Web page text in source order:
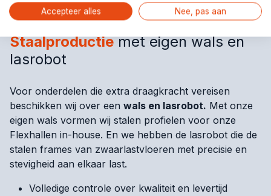
Staalproductiemet eigen wals en
lasrobot
Voor onderdelen die extra draagkracht vereisen
beschikken wij over een wals en lasrobot. Met onze
eigen wals vormen wij stalen profielen voor onze
Flexhallen in-house. En we hebben de lasrobot die de
stalen frames van zwaarlastvloeren met precisie en
stevigheid aan elkaar last.
Volledige controle over kwaliteit en levertijd
Accepteer alles Nee, pas aan